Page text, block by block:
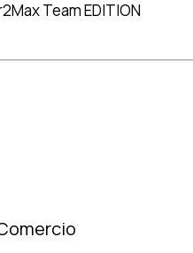
Team EDITION